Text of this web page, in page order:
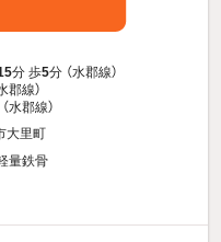
分 歩5分 （水郡線）
郡線）
水郡線）
大里町
量鉄骨